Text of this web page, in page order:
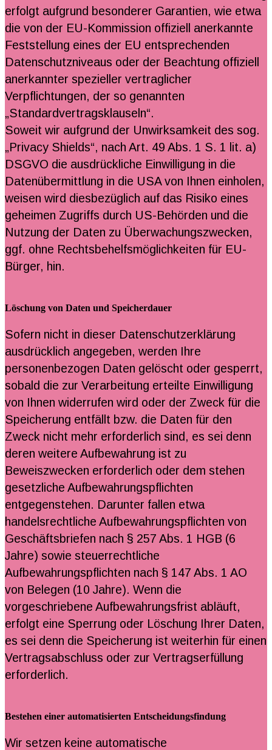
erfolgt aufgrund besonderer Garantien, wie etwa
die von der EU-Kommission offiziell anerkannte
Feststellung eines der EU entsprechenden
Datenschutzniveaus oder der Beachtung offiziell
anerkannter spezieller vertraglicher
Verpflichtungen, der so genannten
„Standardvertragsklauseln“.
Soweit wir aufgrund der Unwirksamkeit des sog.
„Privacy Shields“, nach Art. 49 Abs. 1 S. 1 lit. a)
DSGVO die ausdrückliche Einwilligung in die
Datenübermittlung in die USA von Ihnen einholen,
weisen wird diesbezüglich auf das Risiko eines
geheimen Zugriffs durch US-Behörden und die
Nutzung der Daten zu Überwachungszwecken,
ggf. ohne Rechtsbehelfsmöglichkeiten für EU-
Bürger, hin.
Löschung von Daten und Speicherdauer
Sofern nicht in dieser Datenschutzerklärung
ausdrücklich angegeben, werden Ihre
personenbezogen Daten gelöscht oder gesperrt,
sobald die zur Verarbeitung erteilte Einwilligung
von Ihnen widerrufen wird oder der Zweck für die
Speicherung entfällt bzw. die Daten für den
Zweck nicht mehr erforderlich sind, es sei denn
deren weitere Aufbewahrung ist zu
Beweiszwecken erforderlich oder dem stehen
gesetzliche Aufbewahrungspflichten
entgegenstehen. Darunter fallen etwa
handelsrechtliche Aufbewahrungspflichten von
Geschäftsbriefen nach § 257 Abs. 1 HGB (6
Jahre) sowie steuerrechtliche
Aufbewahrungspflichten nach § 147 Abs. 1 AO
von Belegen (10 Jahre). Wenn die
vorgeschriebene Aufbewahrungsfrist abläuft,
erfolgt eine Sperrung oder Löschung Ihrer Daten,
es sei denn die Speicherung ist weiterhin für einen
Vertragsabschluss oder zur Vertragserfüllung
erforderlich.
Bestehen einer automatisierten Entscheidungsfindung
Wir setzen keine automatische